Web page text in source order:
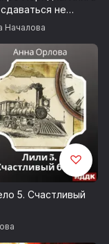
напитков.
вашему
не
Началова
5. Счастливый